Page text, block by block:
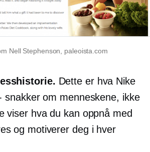
Nell Stephenson, paleoista.com
Dette er hva Nike
snakker om menneskene, ikke
viser hva du kan oppnå med
og motiverer deg i hver